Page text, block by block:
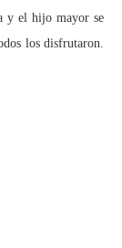
y el hijo mayor se
los disfrutaron.